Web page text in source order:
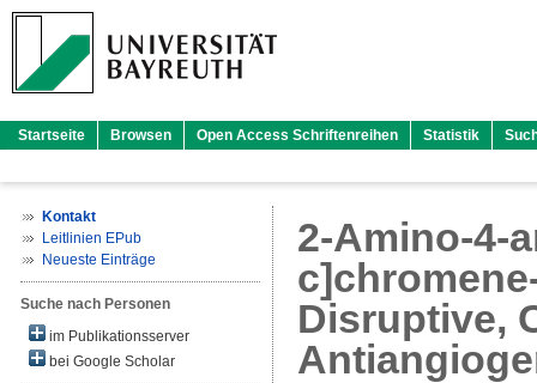
Startseite Browsen Open Access Schriftenreihen Statistik
Kontakt
Leitlinien EPub
Neueste Einträge
Suche nach Personen
im Publikationsserver
bei Google Scholar
2-Amino-4-
Disruptive,